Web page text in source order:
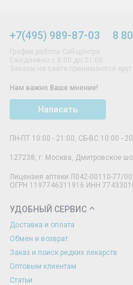
+7(495) 989-87-03 8
График работы Call-центра:
Ежедневно с 8:00 до 21:00
Заказы на сайте принимаются
Нам важно Ваше мнение!
Написать
ПН-ПТ 10:00 - 21:00, СБ-ВС 10:00 -
127238, г. Москва, Дмитровское
Лицензия аптеки Л042-00110-77/
ОГРН 1197746311916 ИНН
УДОБНЫЙ СЕРВИС
Доставка и оплата
Обмен и возврат
Заказ и поиск редких лекарств
Оптовым клиентам
Статьи